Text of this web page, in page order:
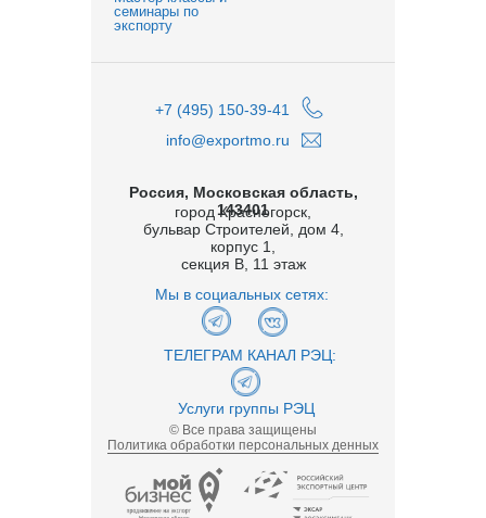
семинары по
экспорту
Россия, Московская область,
143401
город Красногорск,
бульвар Строителей, дом 4,
корпус 1,
секция В, 11 этаж
+7 (495) 150-39-41
info@exportmo.ru
Мы в социальных сетях:
© Все права защищены
Политика обработки персональных денных
ТЕЛЕГРАМ КАНАЛ РЭЦ:
Услуги группы РЭЦ